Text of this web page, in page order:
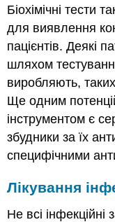
Біохімічні тести
для виявлення
пацієнтів. Деякі
шляхом
виробляють,
Ще одним
інструментом є
збудники за їх
специфічними
Лікування
Не всі